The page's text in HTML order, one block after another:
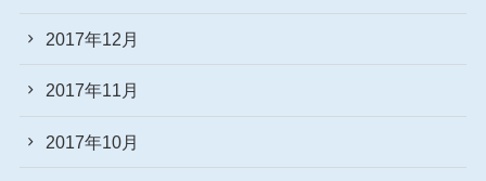
2017年12月
2017年11月
2017年10月